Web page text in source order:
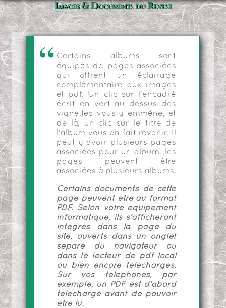
Images & Documents du Revest
Certains albums sont
équipés de pages associées
qui offrent un éclairage
complémentaire aux images
et pdf. Un clic sur l'encadré
écrit en vert au dessus des
vignettes vous y emmène, et
de là, un clic sur le titre de
l'album vous en fait revenir. Il
peut y avoir plusieurs pages
associées pour un album, les
pages peuvent être
associées à plusieurs albums.
Certains documents de cette
page peuvent être au format
PDF. Selon votre équipement
informatique, ils s'afficheront
intégrés dans la page du
site, ouverts dans un onglet
séparé du navigateur ou
dans le lecteur de pdf local
ou bien encore téléchargés.
Sur vos téléphones, par
exemple, un PDF est d'abord
téléchargé avant de pouvoir
être lu.